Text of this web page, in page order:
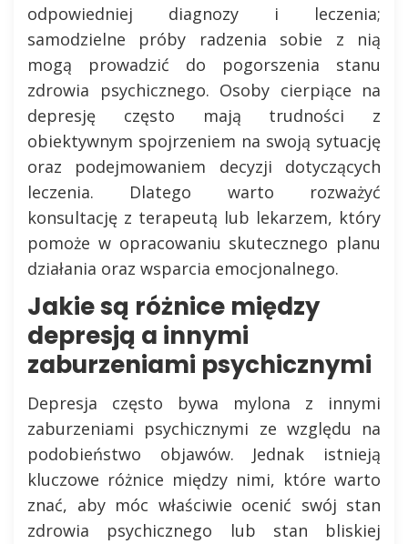
odpowiedniej diagnozy i leczenia;
samodzielne próby radzenia sobie z nią
mogą prowadzić do pogorszenia stanu
zdrowia psychicznego. Osoby cierpiące na
depresję często mają trudności z
obiektywnym spojrzeniem na swoją sytuację
oraz podejmowaniem decyzji dotyczących
leczenia. Dlatego warto rozważyć
konsultację z terapeutą lub lekarzem, który
pomoże w opracowaniu skutecznego planu
działania oraz wsparcia emocjonalnego.
Jakie są różnice między
depresją a innymi
zaburzeniami psychicznymi
Depresja często bywa mylona z innymi
zaburzeniami psychicznymi ze względu na
podobieństwo objawów. Jednak istnieją
kluczowe różnice między nimi, które warto
znać, aby móc właściwie ocenić swój stan
zdrowia psychicznego lub stan bliskiej